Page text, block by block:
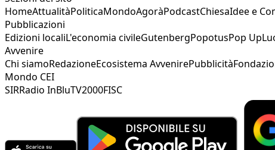
HomeAttualitàPoliticaMondoAgoràPodcastChiesaIdee e
Pubblicazioni
Edizioni localiL'economia civileGutenbergPopotusPop Up
Avvenire
Chi siamoRedazioneEcosistema AvvenirePubblicità
Mondo CEI
SIRRadio InBluTV2000FISC